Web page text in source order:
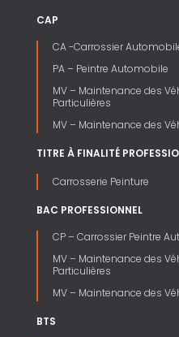
CAP
CA -Carrossier
PA – Peintre Automobile
MV – Maintenance des
Particulières
MV – Maintenance des
TITRE À FINALITÉ
Carrosserie Peinture
BAC PROFESSIONNEL
CP – Carrossier Peintre
MV – Maintenance des
Particulières
MV – Maintenance des
BTS